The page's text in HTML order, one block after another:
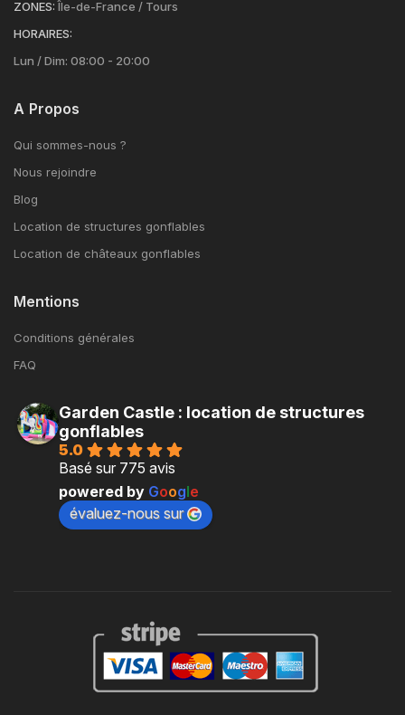
ZONES: Île-de-France / Tours
HORAIRES:
Lun / Dim: 08:00 - 20:00
A Propos
Qui sommes-nous ?
Nous rejoindre
Blog
Location de structures gonflables
Location de châteaux gonflables
Mentions
Conditions générales
FAQ
Garden Castle : location de structures
gonflables
5.0
Basé sur 775 avis
powered by Google
évaluez-nous sur